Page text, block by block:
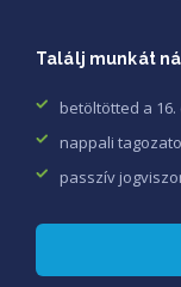
Találj munkát
betöltötted a
nappali
passzív